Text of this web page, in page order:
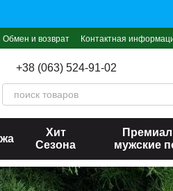
Обмен и возврат Контактная
+38 (063) 524-91-02
Хит
Сезона
мужские